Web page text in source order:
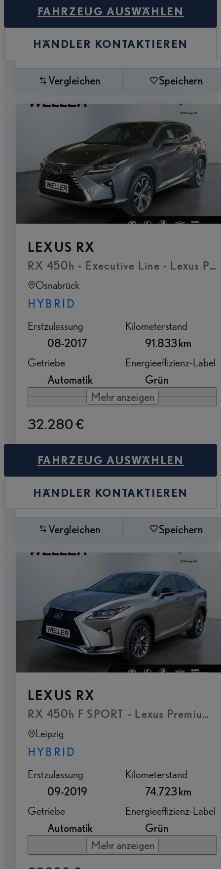
FAHRZEUG AUSWÄHLEN
HÄNDLER KONTAKTIEREN
Vergleichen Speichern
LEXUS RX
RX 450h - Executive Line - Lexus
Osnabrück
HYBRID
Erstzulassung
08-2017
Kilometerstand
91.833 km
Getriebe
Automatik
Energieeffizienz-Label
Grün
Mehr anzeigen
32.280 €
FAHRZEUG AUSWÄHLEN
HÄNDLER KONTAKTIEREN
Vergleichen Speichern
LEXUS RX
RX 450h F SPORT - Lexus Premium
Leipzig
HYBRID
Erstzulassung
09-2019
Kilometerstand
74.723 km
Getriebe
Automatik
Energieeffizienz-Label
Grün
Mehr anzeigen